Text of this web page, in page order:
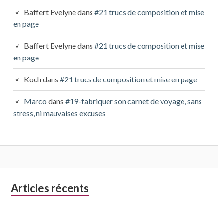
Baffert Evelynedans #21 trucs de composition et mise
en page
Baffert Evelynedans #21 trucs de composition et mise
en page
Kochdans #21 trucs de composition et mise en page
Marco dans #19-fabriquer son carnet de voyage, sans
stress, ni mauvaises excuses
Colonne
Articles récents